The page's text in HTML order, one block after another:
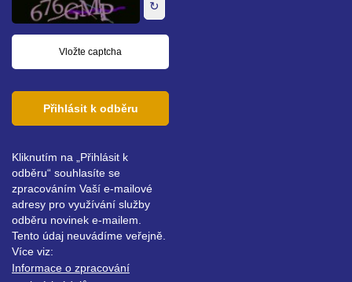
↻
Přihlásit k odběru
Kliknutím na „Přihlásit k
odběru“ souhlasíte se
zpracováním Vaší e-mailové
adresy pro využívání služby
odběru novinek e-mailem.
Tento údaj neuvádíme veřejně.
Více viz:
Informace o zpracování